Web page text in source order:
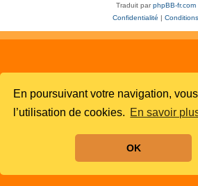
En poursuivant votre navigation,
l’utilisation de cookies. En savoir
OK
Traduit parphpBB-fr.com
Confidentialité
Conditions